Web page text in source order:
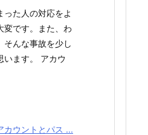
た人の対応をよ
変です。また、わ
そんな事故を少し
います。 アカウ
カウントとパス ...